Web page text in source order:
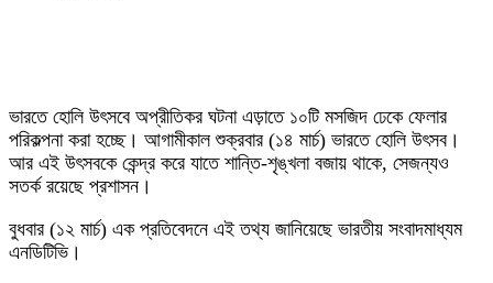
ভারতে হোলি উৎসবে অপ্রীতিকর ঘটনা এড়াতে ১০টি মসজিদ ঢেকে ফেলার
পরিকল্পনা করা হচ্ছে। আগামীকাল শুক্রবার (১৪ মার্চ) ভারতে হোলি উৎসব।
আর এই উৎসবকে কেন্দ্র করে যাতে শান্তি-শৃঙ্খলা বজায় থাকে, সেজন্যও
সতর্ক রয়েছে প্রশাসন।
বুধবার (১২ মার্চ) এক প্রতিবেদনে এই তথ্য জানিয়েছে ভারতীয় সংবাদমাধ্যম
এনডিটিভি।